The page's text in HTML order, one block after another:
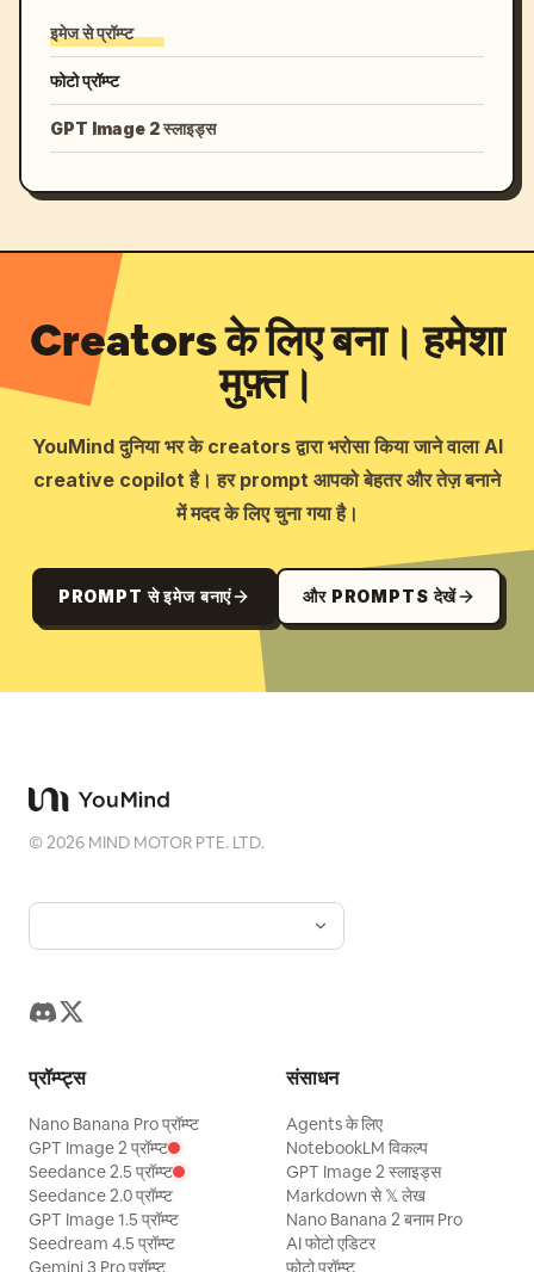
इमेज से प्रॉम्प्ट
फोटो प्रॉम्प्ट
GPT Image 2 स्लाइड्स
Creators के लिए बना। हमेशा
मुफ़्त।
YouMind दुनिया भर के creators द्वारा भरोसा किया जाने वाला AI
creative copilot है। हर prompt आपको बेहतर और तेज़ बनाने
में मदद के लिए चुना गया है।
PROMPT से इमेज बनाएं और PROMPTS देखें
©2026 MIND MOTOR PTE. LTD.
प्रॉम्प्ट्स
Nano Banana Pro प्रॉम्प्ट
GPT Image 2 प्रॉम्प्ट
Seedance 2.5 प्रॉम्प्ट
Seedance 2.0 प्रॉम्प्ट
GPT Image 1.5 प्रॉम्प्ट
Seedream 4.5 प्रॉम्प्ट
Gemini 3 Pro प्रॉम्प्ट
संसाधन
Agents के लिए
NotebookLM विकल्प
GPT Image 2 स्लाइड्स
Markdown से 𝕏 लेख
Nano Banana 2 बनाम Pro
AI फोटो एडिटर
फोटो प्रॉम्प्ट